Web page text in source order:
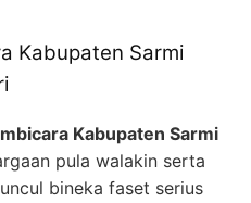
Kabupaten Sarmi
Kabupaten Sarmi
pula walakin serta
bineka faset serius